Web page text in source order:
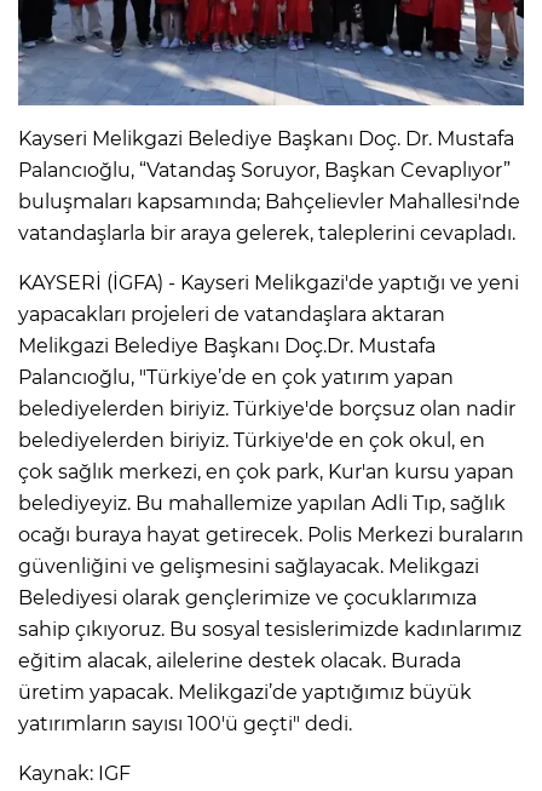
Kayseri Melikgazi Belediye Başkanı Doç. Dr. Mustafa
Palancıoğlu, “Vatandaş Soruyor, Başkan Cevaplıyor”
buluşmaları kapsamında; Bahçelievler Mahallesi'nde
vatandaşlarla bir araya gelerek, taleplerini cevapladı.
KAYSERİ (İGFA) - Kayseri Melikgazi'de yaptığı ve yeni
yapacakları projeleri de vatandaşlara aktaran
Melikgazi Belediye Başkanı Doç.Dr. Mustafa
Palancıoğlu, "Türkiye’de en çok yatırım yapan
belediyelerden biriyiz. Türkiye'de borçsuz olan nadir
belediyelerden biriyiz. Türkiye'de en çok okul, en
çok sağlık merkezi, en çok park, Kur'an kursu yapan
belediyeyiz. Bu mahallemize yapılan Adli Tıp, sağlık
ocağı buraya hayat getirecek. Polis Merkezi buraların
güvenliğini ve gelişmesini sağlayacak. Melikgazi
Belediyesi olarak gençlerimize ve çocuklarımıza
sahip çıkıyoruz. Bu sosyal tesislerimizde kadınlarımız
eğitim alacak, ailelerine destek olacak. Burada
üretim yapacak. Melikgazi’de yaptığımız büyük
yatırımların sayısı 100'ü geçti" dedi.
Kaynak: IGF